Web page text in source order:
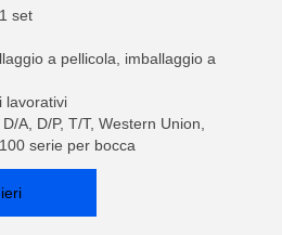
set
a pellicola, imballaggio a
lavorativi
A, D/P, T/T, Western Union,
serie per bocca